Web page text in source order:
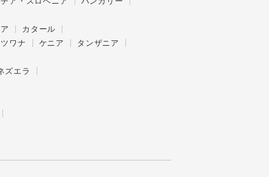
カタール
ワナ ケニア
タンザニア
ズエラ